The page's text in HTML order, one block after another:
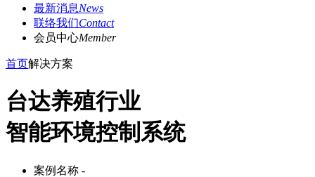
最新消息News
联络我们Contact
会员中心Member
首页解决方案
台达养殖行业
智能环境控制系统
案例名称 -